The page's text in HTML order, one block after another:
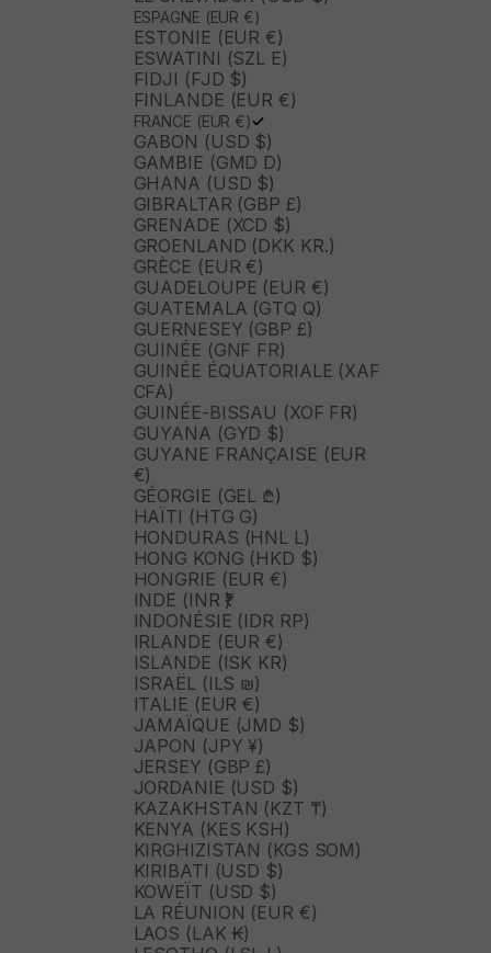
ESPAGNE (EUR €)
ESTONIE (EUR €)
ESWATINI (SZL E)
FIDJI (FJD $)
FINLANDE (EUR €)
FRANCE (EUR €)
GABON (USD $)
GAMBIE (GMD D)
GHANA (USD $)
GIBRALTAR (GBP £)
GRENADE (XCD $)
GROENLAND (DKK KR.)
GRÈCE (EUR €)
GUADELOUPE (EUR €)
GUATEMALA (GTQ Q)
GUERNESEY (GBP £)
GUINÉE (GNF FR)
GUINÉE ÉQUATORIALE (XAF
CFA)
GUINÉE-BISSAU (XOF FR)
GUYANA (GYD $)
GUYANE FRANÇAISE (EUR
€)
GÉORGIE (GEL ₾)
HAÏTI (HTG G)
HONDURAS (HNL L)
HONG KONG (HKD $)
HONGRIE (EUR €)
INDE (INR ₹)
INDONÉSIE (IDR RP)
IRLANDE (EUR €)
ISLANDE (ISK KR)
ISRAËL (ILS ₪)
ITALIE (EUR €)
JAMAÏQUE (JMD $)
JAPON (JPY ¥)
JERSEY (GBP £)
JORDANIE (USD $)
KAZAKHSTAN (KZT ₸)
KENYA (KES KSH)
KIRGHIZISTAN (KGS SOM)
KIRIBATI (USD $)
KOWEÏT (USD $)
LA RÉUNION (EUR €)
LAOS (LAK ₭)